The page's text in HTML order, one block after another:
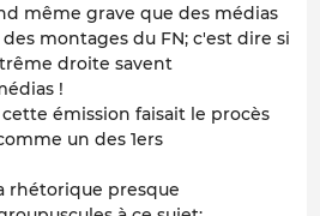
même grave que des médias
montages du FN; c'est dire si
droite savent
!
émission faisait le procès
un des 1ers
rhétorique presque